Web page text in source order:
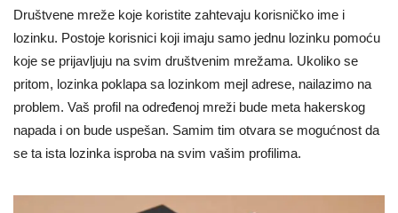
Društvene mreže koje koristite zahtevaju korisničko ime i
lozinku. Postoje korisnici koji imaju samo jednu lozinku pomoću
koje se prijavljuju na svim društvenim mrežama. Ukoliko se
pritom, lozinka poklapa sa lozinkom mejl adrese, nailazimo na
problem. Vaš profil na određenoj mreži bude meta hakerskog
napada i on bude uspešan. Samim tim otvara se mogućnost da
se ta ista lozinka isproba na svim vašim profilima.